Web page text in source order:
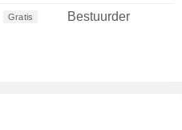
Gratis Bestuurder